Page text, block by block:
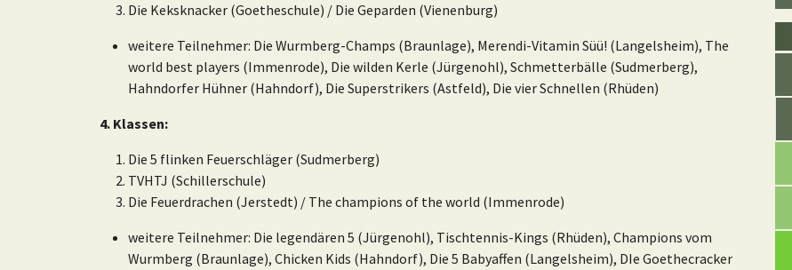
Die Keksknacker (Goetheschule) / Die Geparden (Vienenburg)
weitere Teilnehmer: Die Wurmberg-Champs (Braunlage), Merendi-Vitamin Süü! (Langelsheim), The
world best players (Immenrode), Die wilden Kerle (Jürgenohl), Schmetterbälle (Sudmerberg),
Hahndorfer Hühner (Hahndorf), Die Superstrikers (Astfeld), Die vier Schnellen (Rhüden)
4. Klassen:
Die 5 flinken Feuerschläger (Sudmerberg)
TVHTJ (Schillerschule)
Die Feuerdrachen (Jerstedt) / The champions of the world (Immenrode)
weitere Teilnehmer: Die legendären 5 (Jürgenohl), Tischtennis-Kings (Rhüden), Champions vom
Wurmberg (Braunlage), Chicken Kids (Hahndorf), Die 5 Babyaffen (Langelsheim), DIe Goethecracker